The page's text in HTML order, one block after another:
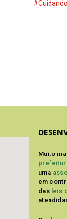
Muito
uma
em
das leis